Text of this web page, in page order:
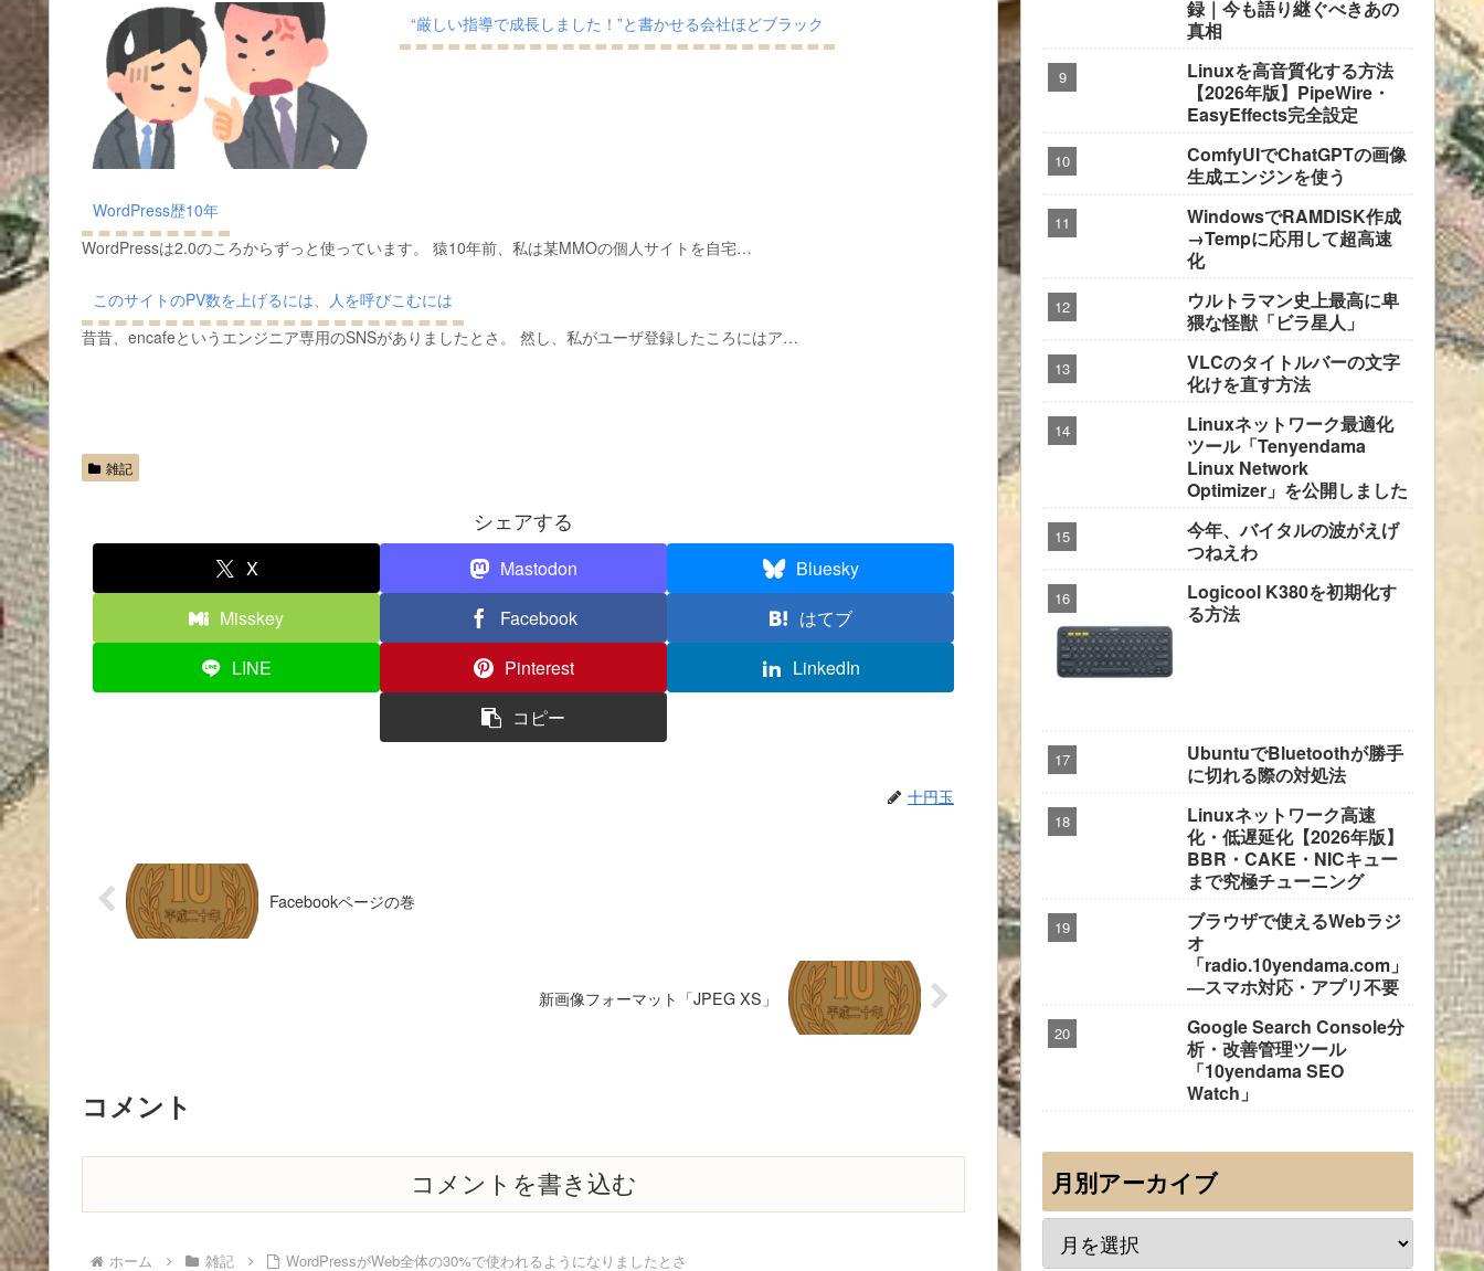
“厳しい指導で成長しました！”と書かせる会社ほどブラック
WordPress歴10年
WordPressは2.0のころからずっと使っています。 猿10年前、私は某MMOの個人サイトを自宅…
このサイトのPV数を上げるには、人を呼びこむには
昔昔、encafeというエンジニア専用のSNSがありましたとさ。 然し、私がユーザ登録したころにはア…
雑記
シェアする
X Mastodon
Bluesky
Misskey
Facebook
はてブ
LINE
Pinterest
LinkedIn
コピー
十円玉
Facebookページの巻
新画像フォーマット「JPEG XS」
コメント
コメントを書き込む
ホーム 雑記 WordPressがWeb全体の30%で使われるようになりましたとさ
録｜今も語り継ぐべきあの
真相
Linuxを高音質化する方法
【2026年版】PipeWire・
EasyEffects完全設定
ComfyUIでChatGPTの画像
生成エンジンを使う
WindowsでRAMDISK作成
→Tempに応用して超高速
化
ウルトラマン史上最高に卑
猥な怪獣「ビラ星人」
VLCのタイトルバーの文字
化けを直す方法
Linuxネットワーク最適化
ツール「Tenyendama
Linux Network
Optimizer」を公開しました
今年、バイタルの波がえげ
つねえわ
Logicool K380を初期化す
る方法
UbuntuでBluetoothが勝手
に切れる際の対処法
Linuxネットワーク高速
化・低遅延化【2026年版】
BBR・CAKE・NICキュー
まで究極チューニング
ブラウザで使えるWebラジ
オ
「radio.10yendama.com」
―スマホ対応・アプリ不要
Google Search Console分
析・改善管理ツール
「10yendama SEO
Watch」
月別アーカイブ